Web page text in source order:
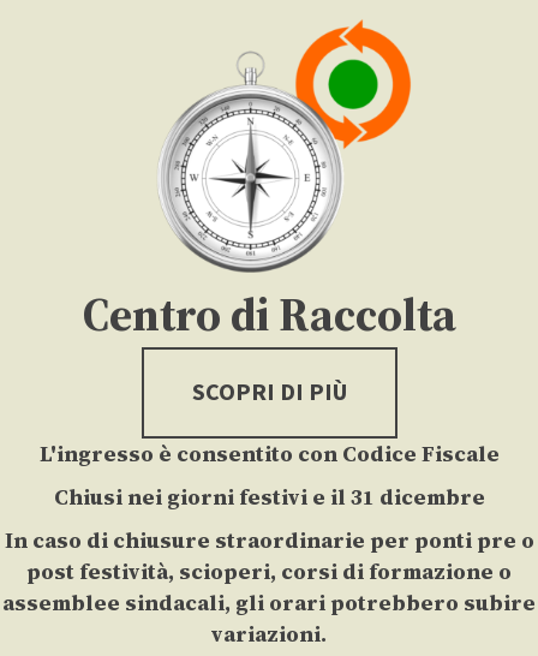
Centro di Raccolta
SCOPRI DI PIÙ
L'ingresso è consentito con Codice Fiscale
Chiusi nei giorni festivi e il 31 dicembre
In caso di chiusure straordinarie per ponti pre o
post festività, scioperi, corsi di formazione o
assemblee sindacali, gli orari potrebbero subire
variazioni.